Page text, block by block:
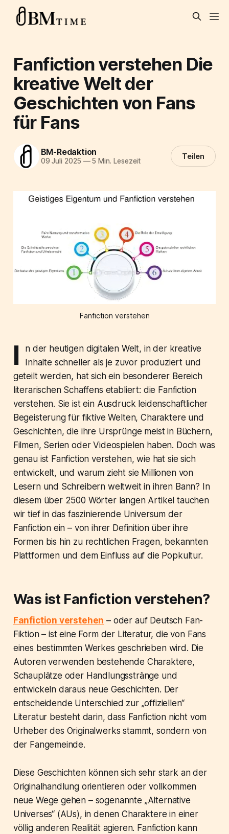
Fanfiction verstehen Die
kreative Welt der
Geschichten von Fans
für Fans
BM-Redaktion
09 Juli 2025 —5 Min. Lesezeit Teilen
Fanfiction verstehen
I
n der heutigen digitalen Welt, in der kreative
Inhalte schneller als je zuvor produziert und
geteilt werden, hat sich ein besonderer Bereich
literarischen Schaffens etabliert: die Fanfiction
verstehen. Sie ist ein Ausdruck leidenschaftlicher
Begeisterung für fiktive Welten, Charaktere und
Geschichten, die ihre Ursprünge meist in Büchern,
Filmen, Serien oder Videospielen haben. Doch was
genau ist Fanfiction verstehen, wie hat sie sich
entwickelt, und warum zieht sie Millionen von
Lesern und Schreibern weltweit in ihren Bann? In
diesem über 2500 Wörter langen Artikel tauchen
wir tief in das faszinierende Universum der
Fanfiction ein – von ihrer Definition über ihre
Formen bis hin zu rechtlichen Fragen, bekannten
Plattformen und dem Einfluss auf die Popkultur.
Was ist Fanfiction verstehen?
Fanfiction verstehen – oder auf Deutsch Fan-
Fiktion – ist eine Form der Literatur, die von Fans
eines bestimmten Werkes geschrieben wird. Die
Autoren verwenden bestehende Charaktere,
Schauplätze oder Handlungsstränge und
entwickeln daraus neue Geschichten. Der
entscheidende Unterschied zur „offiziellen“
Literatur besteht darin, dass Fanfiction nicht vom
Urheber des Originalwerks stammt, sondern von
der Fangemeinde.
Diese Geschichten können sich sehr stark an der
Originalhandlung orientieren oder vollkommen
neue Wege gehen – sogenannte „Alternative
Universes“ (AUs), in denen Charaktere in einer
völlig anderen Realität agieren. Fanfiction kann